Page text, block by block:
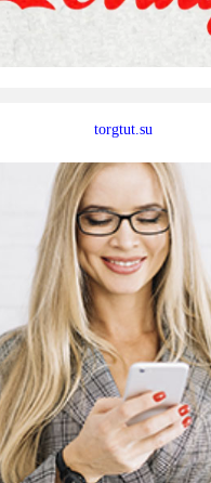
torgtut.su